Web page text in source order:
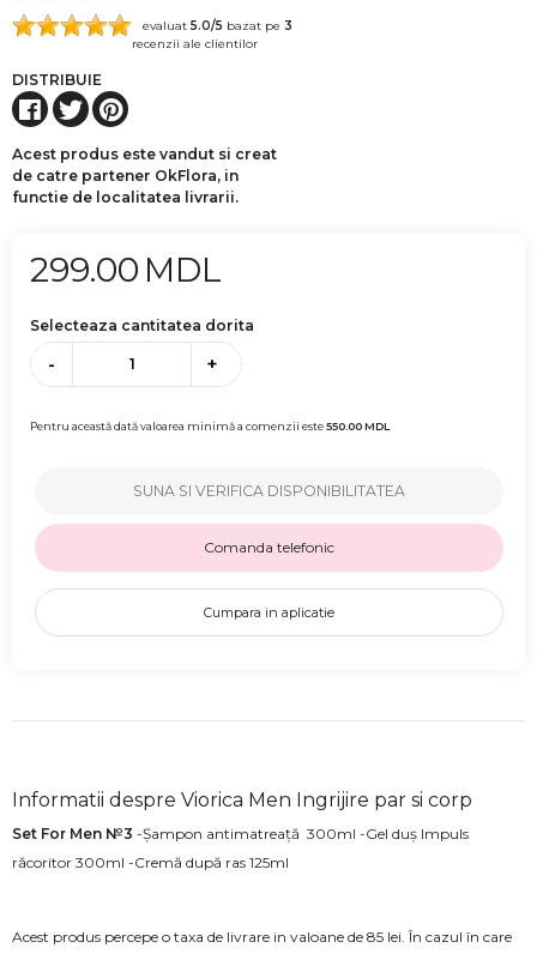
evaluat 5.0/5 bazat pe 3
recenzii ale clientilor
DISTRIBUIE
Acest produs este vandut si creat
de catre partener OkFlora, in
functie de localitatea livrarii.
299.00 MDL
Selecteaza cantitatea dorita
- +
Pentru această dată valoarea minimă a comenzii este550.00MDL
SUNA SI VERIFICA DISPONIBILITATEA
Comanda telefonic
Cumpara in aplicatie
Informatii despre Viorica Men Ingrijire par si corp
Set For Men №3 -Șampon antimatreață 300ml -Gel duș Impuls
răcoritor 300ml -Cremă după ras 125ml
Acest produs percepe o taxa de livrare in valoane de 85 lei. În cazul în care